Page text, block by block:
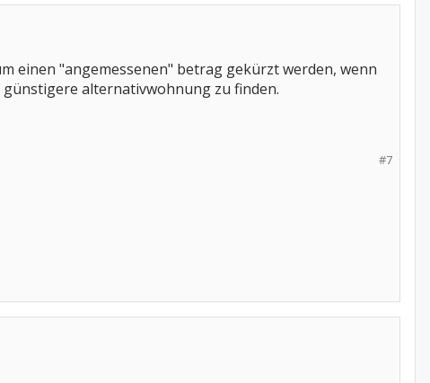
einen "angemessenen" betrag gekürzt werden, wenn
alternativwohnung zu finden.
#7